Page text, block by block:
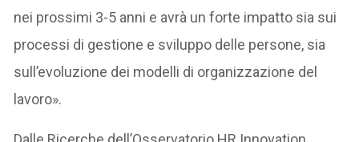
nei prossimi 3-5 anni e avrà un forte impatto sia sui
processi di gestione e sviluppo delle persone, sia
sull’evoluzione dei modelli di organizzazione del
lavoro».